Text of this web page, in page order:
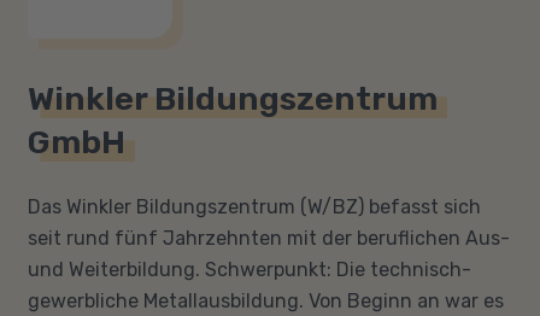
Winkler Bildungszentrum
GmbH
Das Winkler Bildungszentrum (W/BZ) befasst sich
seit rund fünf Jahrzehnten mit der beruflichen Aus-
und Weiterbildung. Schwerpunkt: Die technisch-
gewerbliche Metallausbildung. Von Beginn an war es